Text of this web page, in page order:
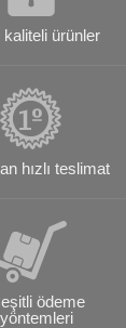
kaliteli ürünler
hızlı teslimat
ödeme
yöntemleri